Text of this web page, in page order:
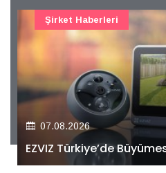
07.08.2026
EZVIZ Türkiye’de
Şirket Haberleri